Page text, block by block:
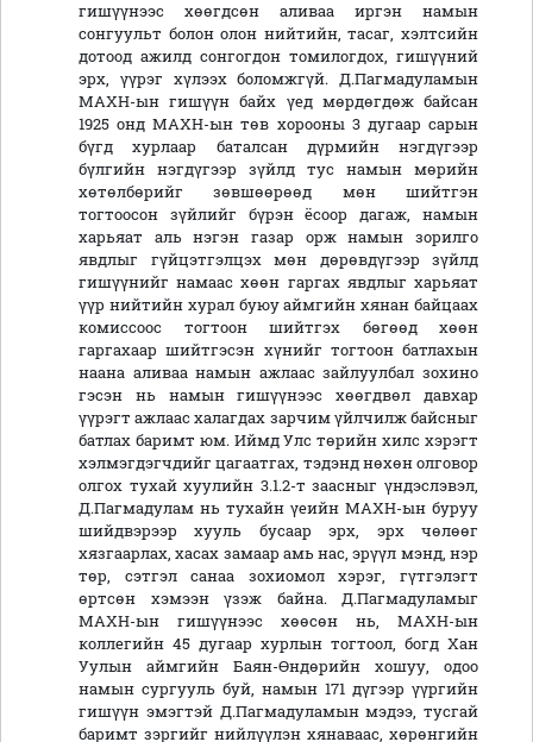
гишүүнээс хөөгдсөн аливаа иргэн намын
сонгуульт болон олон нийтийн, тасаг, хэлтсийн
дотоод ажилд сонгогдон томилогдох, гишүүний
эрх, үүрэг хүлээх боломжгүй. Д.Пагмадуламын
МАХН-ын гишүүн байх үед мөрдөгдөж байсан
1925 онд МАХН-ын төв хорооны 3 дугаар сарын
бүгд хурлаар баталсан дүрмийн нэгдүгээр
бүлгийн нэгдүгээр зүйлд тус намын мөрийн
хөтөлбөрийг зөвшөөрөөд мөн шийтгэн
тогтоосон зүйлийг бүрэн ёсоор дагаж, намын
харьяат аль нэгэн газар орж намын зорилго
явдлыг гүйцэтгэлцэх мөн дөрөвдүгээр зүйлд
гишүүнийг намаас хөөн гаргах явдлыг харьяат
үүр нийтийн хурал буюу аймгийн хянан байцаах
комиссоос тогтоон шийтгэх бөгөөд хөөн
гаргахаар шийтгэсэн хүнийг тогтоон батлахын
наана аливаа намын ажлаас зайлуулбал зохино
гэсэн нь намын гишүүнээс хөөгдвөл давхар
үүрэгт ажлаас халагдах зарчим үйлчилж байсныг
батлах баримт юм. Иймд Улс төрийн хилс хэрэгт
хэлмэгдэгчдийг цагаатгах, тэдэнд нөхөн олговор
олгох тухай хуулийн 3.1.2-т заасныг үндэслэвэл,
Д.Пагмадулам нь тухайн үеийн МАХН-ын буруу
шийдвэрээр хууль бусаар эрх, эрх чөлөөг
хязгаарлах, хасах замаар амь нас, эрүүл мэнд, нэр
төр, сэтгэл санаа зохиомол хэрэг, гүтгэлэгт
өртсөн хэмээн үзэж байна. Д.Пагмадуламыг
МАХН-ын гишүүнээс хөөсөн нь, МАХН-ын
коллегийн 45 дугаар хурлын тогтоол, богд Хан
Уулын аймгийн Баян-Өндөрийн хошуу, одоо
намын сургууль буй, намын 171 дүгээр үүргийн
гишүүн эмэгтэй Д.Пагмадуламын мэдээ, тусгай
баримт зэргийг нийлүүлэн хянаваас, хөрөнгийн